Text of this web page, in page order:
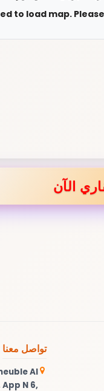
to load map.
الآن
تواصل معنا
Al
N 6,